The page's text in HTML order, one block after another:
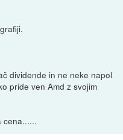
dividende in ne neke napol
pride ven Amd z svojim
cena......